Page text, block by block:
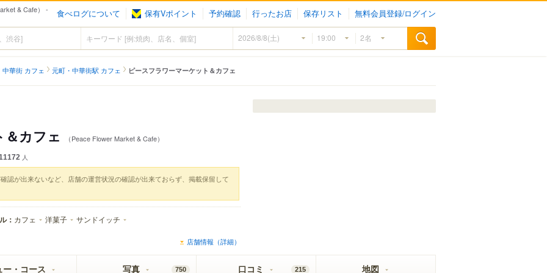
& Cafe） - 食べログについて 保有Vポイント 予約確認 行ったお店 保存リスト 無料会員登録/ログイン
中華街 カフェ 元町・中華街駅 カフェ ピースフラワーマーケット＆カフェ
カフェ （Peace Flower Market & Cafe）
人
認が出来ないなど、店舗の運営状況の確認が出来ておらず、掲載保留して
： カフェ 洋菓子 サンドイッチ
店舗情報（詳細）
ー・コース 写真 750 口コミ 215 地図